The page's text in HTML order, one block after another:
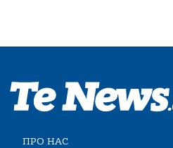
ПРО НАС